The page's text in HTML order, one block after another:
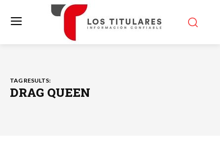
TAG RESULTS:
DRAG QUEEN